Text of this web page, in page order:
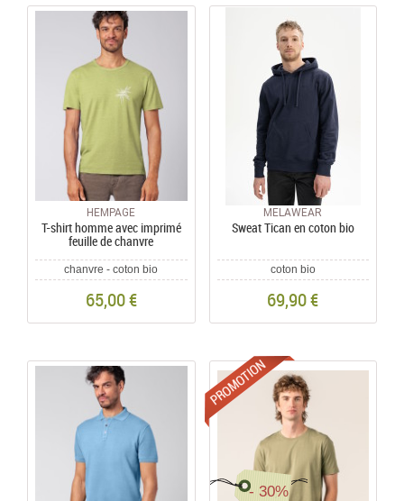
HEMPAGE
T-shirt homme avec imprimé
feuille de chanvre
chanvre - coton bio
65,00 €
MELAWEAR
Sweat Tican en coton bio
coton bio
69,90 €
Promotions
- 30%